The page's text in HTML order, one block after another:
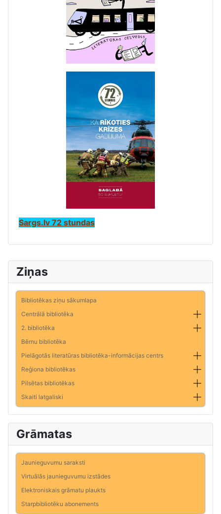
Ziņas
Bibliotēkas ziņu sākumlapa
Centrālā bibliotēka
2. bibliotēka
Bērnu bibliotēka
Pielāgotās literatūras bibliotēka-informācijas centrs
Reģiona bibliotēkas
Pilsētas bibliotēkas
Skaiti latgaliski
Grāmatas
Jaunieguvumu saraksti
Virtuālās jaunieguvumu izstādes
Elektroniskais grāmatu plaukts
Starpbibliotēku abonements
Sargs.lv 72 stundas